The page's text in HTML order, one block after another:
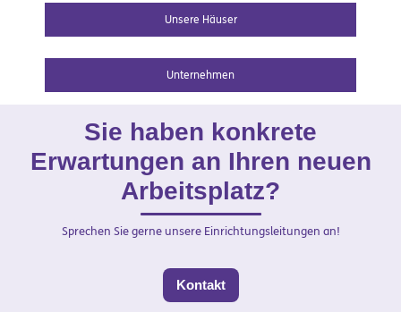
Unsere Häuser
Unternehmen
Sie haben konkrete
Erwartungen an Ihren neuen
Arbeitsplatz?
Sprechen Sie gerne unsere Einrichtungsleitungen an!
Kontakt